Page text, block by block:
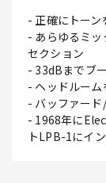
- 正確にトーン
- あらゆるミ
セクション
- 33dBまでブ
- ヘッドルー
- バッファー
- 1968年に
トLPB-1にイ